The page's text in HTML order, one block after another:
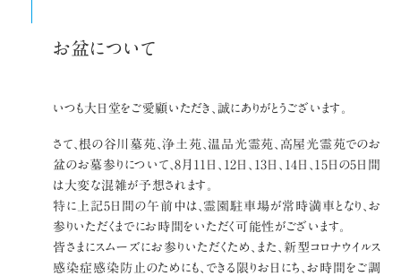
お盆について
いつも大日堂をご愛顧いただき、誠にありがとうございます。
さて、根の谷川墓苑、浄土苑、温品光霊苑、高屋光霊苑でのお
盆のお墓参りについて、8月11日、12日、13日、14日、15日の5日間
は大変な混雑が予想されます。
特に上記5日間の午前中は、霊園駐車場が常時満車となり、お
参りいただくまでにお時間をいただく可能性がございます。
皆さまにスムーズにお参りいただくため、また、新型コロナウイルス
感染症感染防止のためにも、できる限りお日にち、お時間をご調